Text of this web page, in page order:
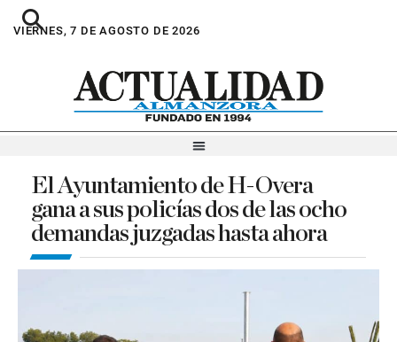
VIERNES, 7 DE AGOSTO DE 2026
El Ayuntamiento de H-Overa
gana a sus policías dos de las ocho
demandas juzgadas hasta ahora